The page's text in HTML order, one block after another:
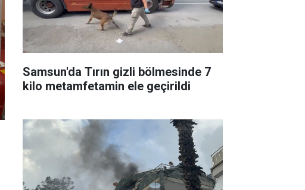
Samsun'da Tırın gizli bölmesinde 7
kilo metamfetamin ele geçirildi